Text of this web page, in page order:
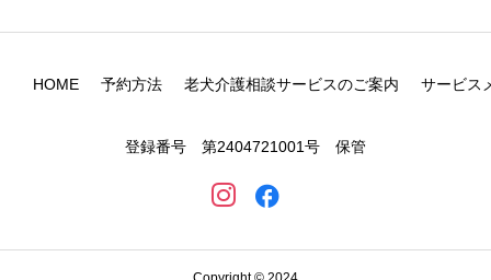
HOME 予約方法 老犬介護相談サービスのご案内 サービス
登録番号 第2404721001号 保管